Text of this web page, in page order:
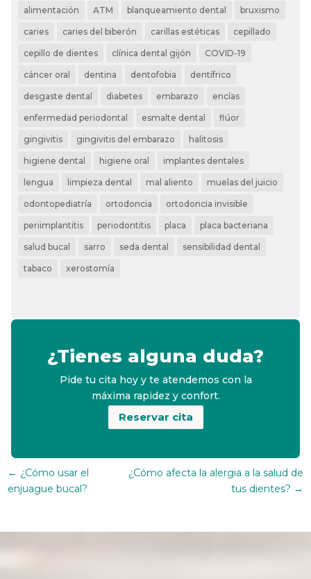
alimentación ATM blanqueamiento dental bruxismo
caries caries del biberón carillas estéticas cepillado
cepillo de dientes clínica dental gijón COVID-19
cáncer oral dentina dentofobia dentífrico
desgaste dental diabetes embarazo encías
enfermedad periodontal esmalte dental flúor
gingivitis gingivitis del embarazo halitosis
higiene dental higiene oral implantes dentales
lengua limpieza dental mal aliento muelas del juicio
odontopediatría ortodoncia ortodoncia invisible
periimplantitis periodontitis placa placa bacteriana
salud bucal sarro seda dental sensibilidad dental
tabaco xerostomía
¿Tienes alguna duda?
Pide tu cita hoy y te atendemos con la
máxima rapidez y confort.
Reservar cita
← ¿Cómo usar el
enjuague bucal?
¿Cómo afecta la alergia a la salud de
tus dientes? →